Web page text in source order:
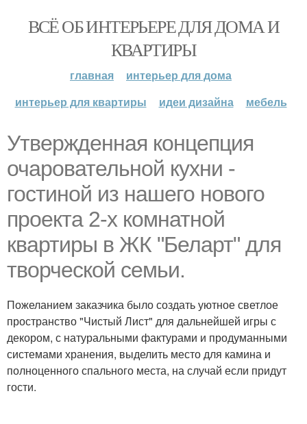
ВСЁ ОБ ИНТЕРЬЕРЕ ДЛЯ ДОМА И
КВАРТИРЫ
главная
интерьер для дома
интерьер для квартиры
идеи дизайна мебель
Утвержденная концепция
очаровательной кухни -
гостиной из нашего нового
проекта 2-х комнатной
квартиры в ЖК "Беларт" для
творческой семьи.
Пожеланием заказчика было создать уютное светлое
пространство "Чистый Лист" для дальнейшей игры с
декором, с натуральными фактурами и продуманными
системами хранения, выделить место для камина и
полноценного спального места, на случай если придут
гости.